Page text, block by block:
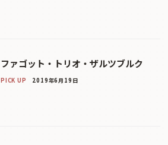
ファゴット・トリオ・ザルツブルク
PICK UP 2019年6月19日